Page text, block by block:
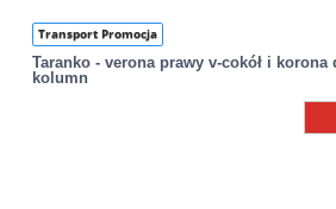
Transport Promocja
Taranko - verona prawy v-cokół i korona
kolumn